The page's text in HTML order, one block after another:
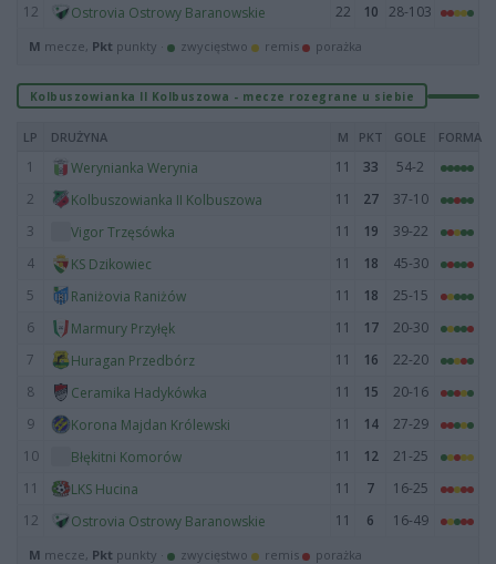
12
Ostrovia Ostrowy Baranowskie 22 10 28-103
M mecze, Pkt punkty · zwycięstwo remis porażka
Kolbuszowianka II Kolbuszowa - mecze rozegrane u siebie
LP DRUŻYNA M PKT GOLE FORMA
1 Werynianka Werynia 11 33
54-2
2
Kolbuszowianka II Kolbuszowa 11 27
37-10
3
Vigor Trzęsówka 11 19
39-22
4
KS Dzikowiec 11 18
45-30
5
Raniżovia Raniżów 11 18
25-15
6
Marmury Przyłęk 11 17
20-30
7
Huragan Przedbórz 11 16
22-20
8
Ceramika Hadykówka 11 15
20-16
9
Korona Majdan Królewski 11 14
27-29
10
Błękitni Komorów 11 12
21-25
11
LKS Hucina 11 7
16-25
12
Ostrovia Ostrowy Baranowskie 11 6 16-49
M mecze, Pkt punkty · zwycięstwo remis porażka